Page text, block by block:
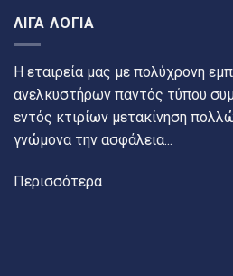
ΛΙΓΑ ΛΟΓΙΑ
Η εταιρεία μας με πολύχρονη
ανελκυστήρων παντός τύπου
εντός κτιρίων μετακίνηση
γνώμονα την ασφάλεια...
Περισσότερα